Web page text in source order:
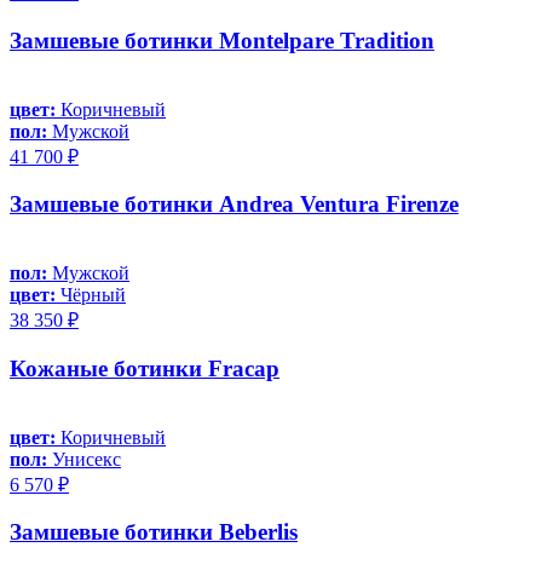
Замшевые ботинки Montelpare Tradition
цвет: Коричневый
пол: Мужской
41 700 ₽
Замшевые ботинки Andrea Ventura Firenze
пол: Мужской
цвет: Чёрный
38 350 ₽
Кожаные ботинки Fracap
цвет: Коричневый
пол: Унисекс
6 570 ₽
Замшевые ботинки Beberlis